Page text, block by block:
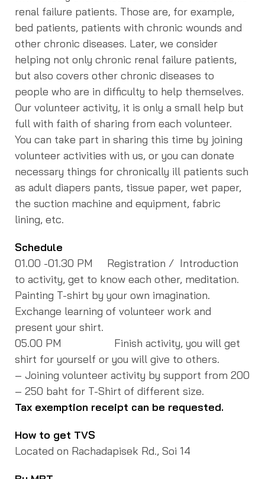
renal failure patients. Those are, for example,
bed patients, patients with chronic wounds and
other chronic diseases. Later, we consider
helping not only chronic renal failure patients,
but also covers other chronic diseases to
people who are in difficulty to help themselves.
Our volunteer activity, it is only a small help but
full with faith of sharing from each volunteer.
You can take part in sharing this time by joining
volunteer activities with us, or you can donate
necessary things for chronically ill patients such
as adult diapers pants, tissue paper, wet paper,
the suction machine and equipment, fabric
lining, etc.
Schedule
01.00 -01.30 PM Registration / Introduction
to activity, get to know each other, meditation.
Painting T-shirt by your own imagination.
Exchange learning of volunteer work and
present your shirt.
05.00 PM Finish activity, you will get
shirt for yourself or you will give to others.
– Joining volunteer activity by support from 200
– 250 baht for T-Shirt of different size.
Tax exemption receipt can be requested.
How to get TVS
Located on Rachadapisek Rd., Soi 14